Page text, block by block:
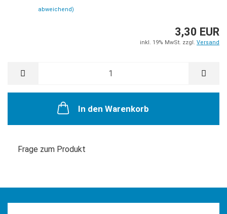
abweichend)
3,30 EUR
inkl. 19% MwSt. zzgl. Versand
In den Warenkorb
Frage zum Produkt